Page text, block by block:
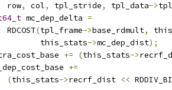
row
, col, tpl_stride, tpl_data->
mc_dep_delta =
RDCOST
(tpl_frame->base_rdmult,
this_stats
->mc_dep_dist);
+= (this_stats->
+=
(this_stats->recrf_dist <<